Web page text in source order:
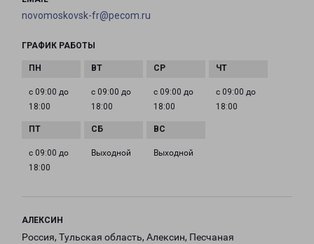
novomoskovsk-fr@pecom.ru
ГРАФИК РАБОТЫ
с 09:00 до
18:00
с 09:00 до
18:00
с 09:00 до
18:00
с 09:00 до
18:00
с 09:00 до
18:00
Выходной Выходной
АЛЕКСИН
Россия, Тульская область, Алексин, Песчаная